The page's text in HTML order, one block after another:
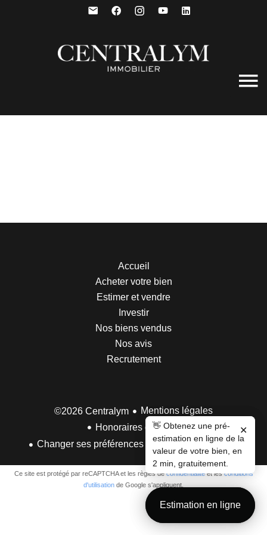
Accueil
Acheter votre bien
Estimer et vendre
Investir
Nos biens vendus
Nos avis
Recrutement
©2026 Centralym
Mentions légales
Honoraires d'agence
Changer ses préférences cookies
Design by
Apimo™
Ce site est protégé par reCAPTCHA et les règles deconfidentialitéet lesconditions
d'utilisation de Google s'appliquent.
Estimation en ligne
👋 Obtenez une pré-
estimation en ligne de la
valeur de votre bien, en
2 min, gratuitement.
✕
Estimation en ligne
👋 Obtenez une pré-
estimation en ligne de la
valeur de votre bien, en
2 min, gratuitement.
✕